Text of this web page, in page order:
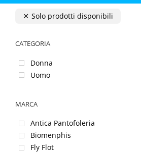
Solo prodotti disponibili
CATEGORIA
Donna
Uomo
MARCA
Antica Pantofoleria
Biomenphis
Fly Flot